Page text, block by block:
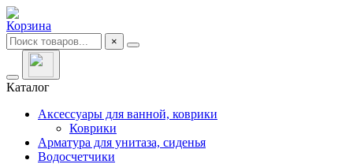
Корзина
×
Каталог
Аксессуары для ванной, коврики
Коврики
Арматура для унитаза, сиденья
Водосчетчики